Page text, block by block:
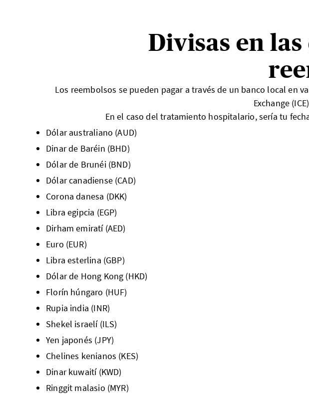
Divisas en
Los reembolsos se pueden pagar a través de un banco local en
Exchange
En el caso del tratamiento hospitalario, sería tu
Dólar australiano (AUD)
Dinar de Baréin (BHD)
Dólar de Brunéi (BND)
Dólar canadiense (CAD)
Corona danesa (DKK)
Libra egipcia (EGP)
Dirham emiratí (AED)
Euro (EUR)
Libra esterlina (GBP)
Dólar de Hong Kong (HKD)
Florín húngaro (HUF)
Rupia india (INR)
Shekel israelí (ILS)
Yen japonés (JPY)
Chelines kenianos (KES)
Dinar kuwaití (KWD)
Ringgit malasio (MYR)